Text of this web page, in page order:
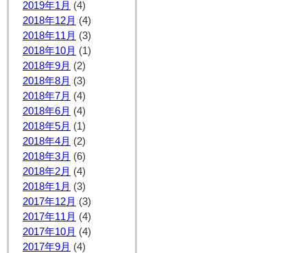
2019年1月 (4)
2018年12月 (4)
2018年11月 (3)
2018年10月 (1)
2018年9月 (2)
2018年8月 (3)
2018年7月 (4)
2018年6月 (4)
2018年5月 (1)
2018年4月 (2)
2018年3月 (6)
2018年2月 (4)
2018年1月 (3)
2017年12月 (3)
2017年11月 (4)
2017年10月 (4)
2017年9月 (4)